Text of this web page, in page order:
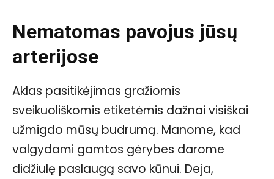
Nematomas pavojus jūsų
arterijose
Aklas pasitikėjimas gražiomis
sveikuoliškomis etiketėmis dažnai visiškai
užmigdo mūsų budrumą. Manome, kad
valgydami gamtos gėrybes darome
didžiulę paslaugą savo kūnui. Deja,